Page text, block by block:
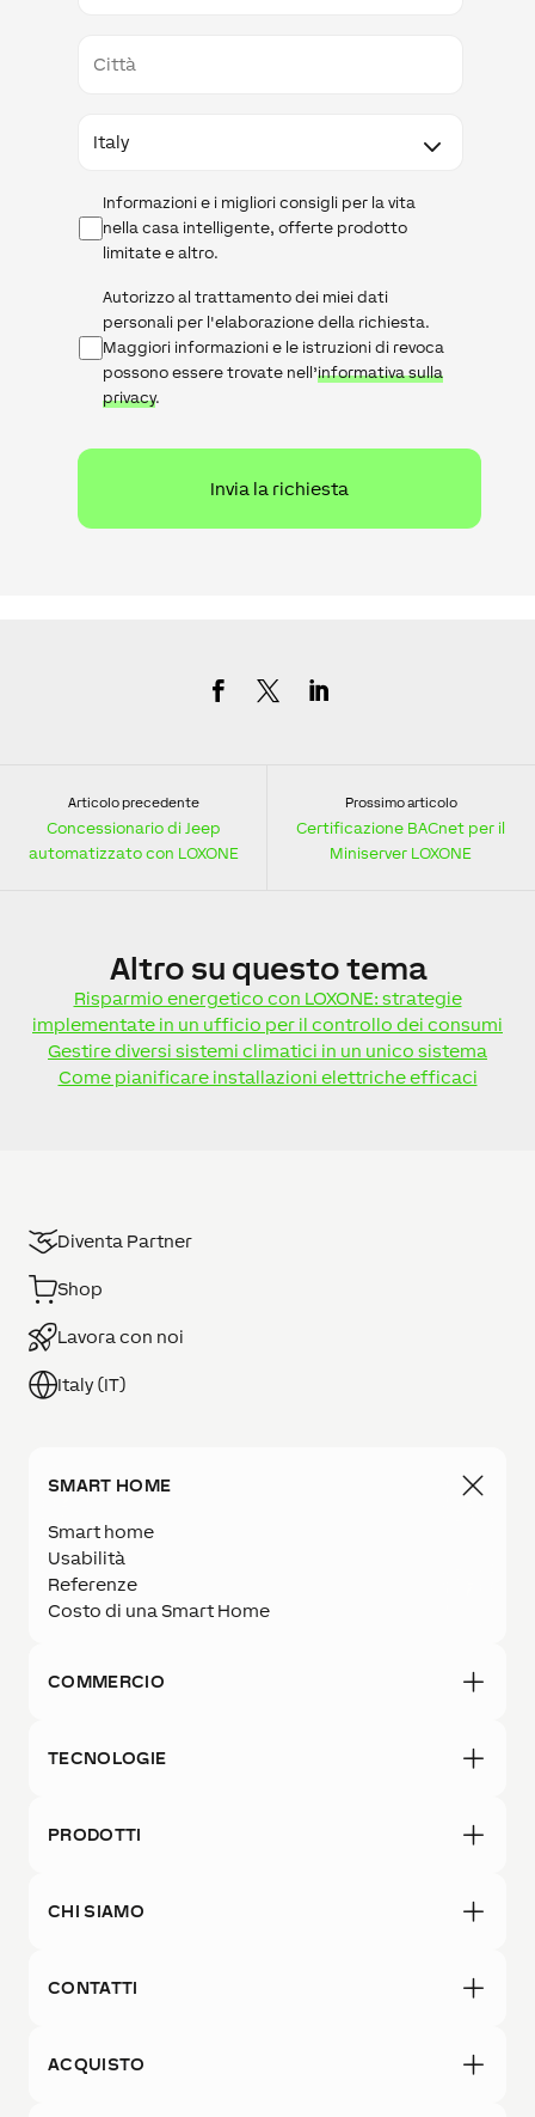
Newsletter
Informazioni e i migliori consigli per la vita
nella casa intelligente, offerte prodotto
limitate e altro.
Informativa
sulla
privacy
Autorizzo al trattamento dei miei dati
personali per l'elaborazione della richiesta.
Maggiori informazioni e le istruzioni di revoca
possono essere trovate nell’informativa sulla
privacy.
Articolo precedente
Concessionario di Jeep
automatizzato con LOXONE
Prossimo articolo
Certificazione BACnet per il
Miniserver LOXONE
Altro su questo tema
Risparmio energetico con LOXONE: strategie
implementate in un ufficio per il controllo dei consumi
Gestire diversi sistemi climatici in un unico sistema
Come pianificare installazioni elettriche efficaci
Diventa Partner
Shop
Lavora con noi
Italy (IT)
SMART HOME
Smart home
Usabilità
Referenze
Costo di una Smart Home
COMMERCIO
TECNOLOGIE
PRODOTTI
CHI SIAMO
CONTATTI
ACQUISTO